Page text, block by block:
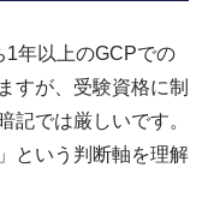
1年以上のGCPでの
すが、受験資格に制
記では厳しいです。
という判断軸を理解